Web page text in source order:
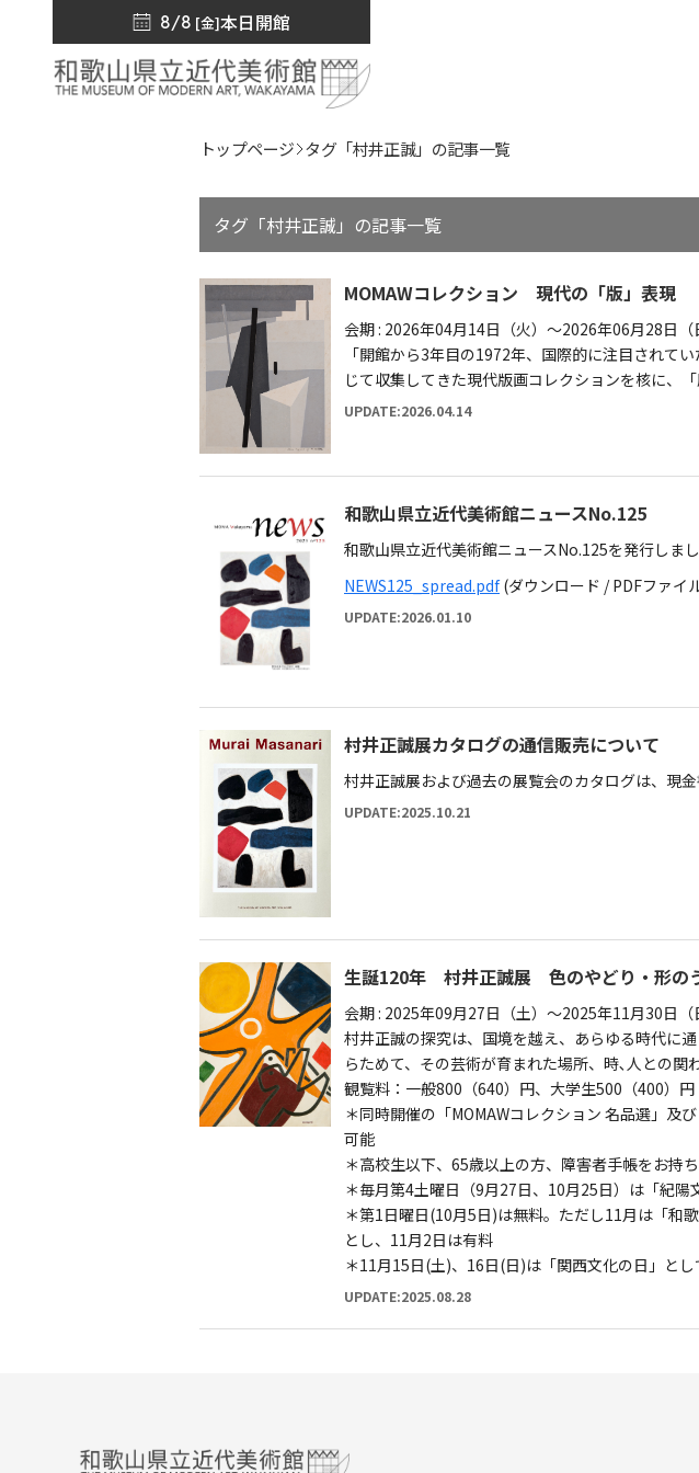
8/8 [金]本日開館
トップページ タグ「村井正誠」の記事一覧
タグ「村井正誠」の記事一覧
MOMAWコレクション 現代の「版」表現
会期 : 2026年04月14日（火）～2026年06月28日（
「開館から3年目の1972年、国際的に注目されて
じて収集してきた現代版画コレクションを核に、
UPDATE:2026.04.14
和歌山県立近代美術館ニュースNo.125
和歌山県立近代美術館ニュースNo.125を発行しま
NEWS125_spread.pdf(ダウンロード / PDFファイ
UPDATE:2026.01.10
村井正誠展カタログの通信販売について
村井正誠展および過去の展覧会のカタログは、現
UPDATE:2025.10.21
生誕120年 村井正誠展 色のやどり・形の
会期 : 2025年09月27日（土）～2025年11月30日（
村井正誠の探究は、国境を越え、あらゆる時代に
らためて、その芸術が育まれた場所、時､人との関
観覧料：一般800（640）円、大学生500（400）
＊同時開催の「MOMAWコレクション 名品選」及
可能
＊高校生以下、65歳以上の方、障害者手帳をお持
＊毎月第4土曜日（9月27日、10月25日）は「紀
＊第1日曜日(10月5日)は無料。ただし11月は「和
とし、11月2日は有料
＊11月15日(土)、16日(日)は「関西文化の日」とし
UPDATE:2025.08.28